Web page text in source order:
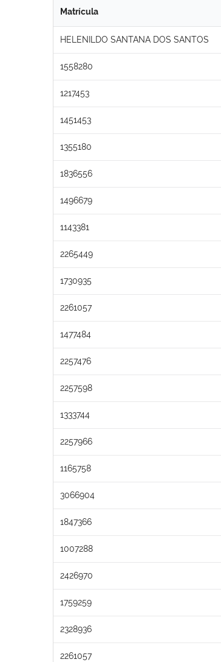
Matrícula
HELENILDO SANTANA DOS SANTOS
1558280
1217453
1451453
1355180
1836556
1496679
1143381
2265449
1730935
2261057
1477484
2257476
2257598
1333744
2257966
1165758
3066904
1847366
1007288
2426970
1759259
2328936
2261057